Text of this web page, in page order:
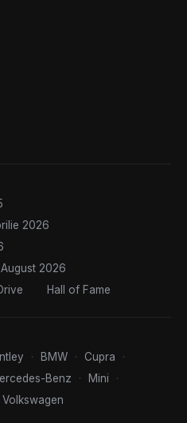
2026
2026
Hall of Fame
· BMW · Cupra
·
Benz · Mini
·
Volkswagen